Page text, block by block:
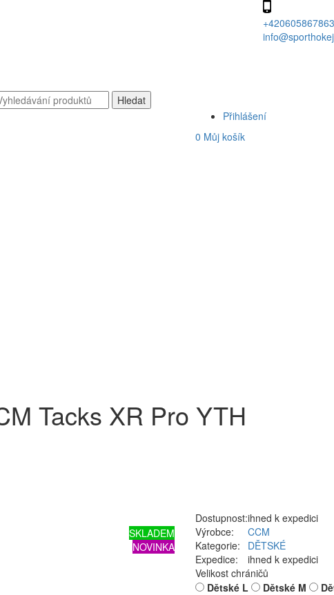
+420605867863
Přihlášení
0 Můj košík
Tacks XR Pro YTH
SKLADEM
NOVINKA
Dostupnost:ihned k expedici
Výrobce:
CCM
Kategorie:
DĚTSKÉ
Expedice:
ihned k expedici
Velikost chráničů
Dětské L
Dětské M